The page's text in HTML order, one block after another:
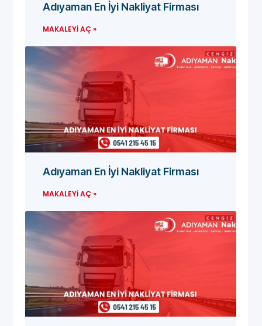
Adıyaman En İyi Nakliyat Firması
MAKALEYI AÇ »
Adıyaman En İyi Nakliyat Firması
MAKALEYI AÇ »